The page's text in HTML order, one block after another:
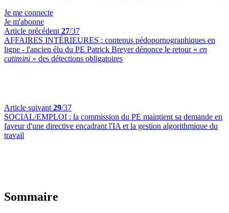
Je me connecte
Je m'abonne
Article précédent 27/37
AFFAIRES INTÉRIEURES : contenus pédopornographiques en
ligne - l'ancien élu du PE Patrick Breyer dénonce le retour « en
catimini » des détections obligatoires
Article suivant 29/37
SOCIAL/EMPLOI : la commission du PE maintient sa demande en
faveur d'une directive encadrant l'IA et la gestion algorithmique du
travail
Sommaire